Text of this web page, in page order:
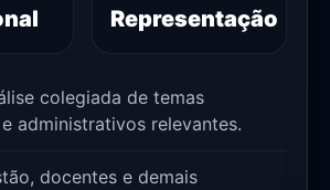
Representação
colegiada de temas
administrativos relevantes.
docentes e demais